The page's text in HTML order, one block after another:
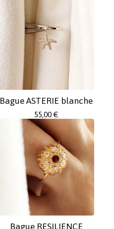
Bague ASTERIE blanche
55,00 €
Bague RESILIENCE